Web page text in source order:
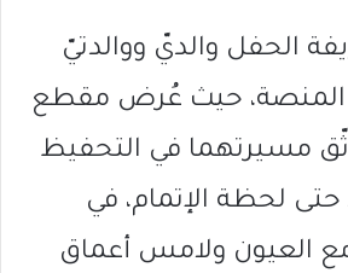
الحفل والديّ ووالدتيّ
المنصة، حيث عُرض مقطع
مسيرتهما في التحفيظ
لحظة الإتمام، في
العيون ولامس أعماق